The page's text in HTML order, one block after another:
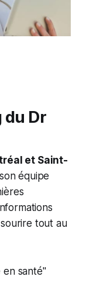
du Dr
et Saint-
équipe
tout au
en santé"